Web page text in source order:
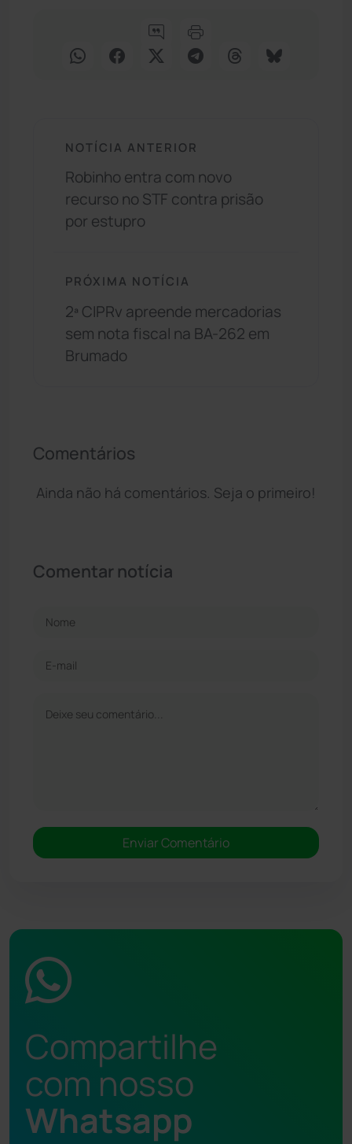
NOTÍCIA ANTERIOR
Robinho entra com novo
recurso no STF contra prisão
por estupro
PRÓXIMA NOTÍCIA
2ª CIPRv apreende mercadorias
sem nota fiscal na BA-262 em
Brumado
Comentários
Ainda não há comentários. Seja o primeiro!
Comentar notícia
Compartilhe
com nosso
Whatsapp